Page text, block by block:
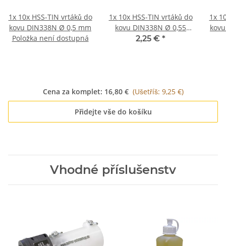
1x 10x HSS-TIN vrtáků do
kovu DIN338N Ø 0,5 mm
Položka není dostupná
1x 10x HSS-TIN vrtáků do
kovu DIN338N Ø 0,55
mm
2,25 € *
1x
Cena za komplet: 16,80 € (Ušetříš: 9,25 €)
Přidejte vše do košíku
Vhodné příslušenstv